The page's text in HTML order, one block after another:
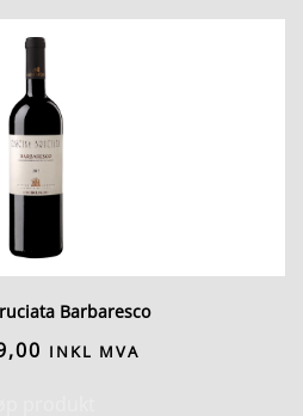
Barbaresco
INKL MVA